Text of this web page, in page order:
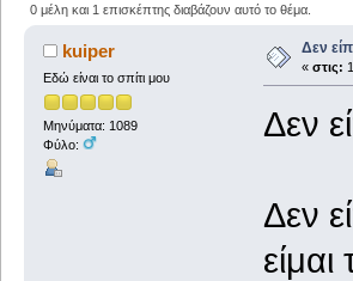
0 μέλη και 1 επισκέπτης διαβάζουν αυτό το θέμα.
kuiper
Εδώ είναι το σπίτι μου
Μηνύματα: 1089
Φύλο:
Δεν
« στις:
Δεν
Δεν